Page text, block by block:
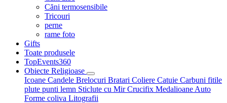
Căni termosensibile
Tricouri
perne
rame foto
Gifts
Toate produsele
TopEvents360
Obiecte Religioase
Icoane Candele Brelocuri Bratari Coliere Catuie Carbuni fitile
plute punti lemn Sticlute cu MirCrucifix Medalioane Auto
Forme coliva Litografii